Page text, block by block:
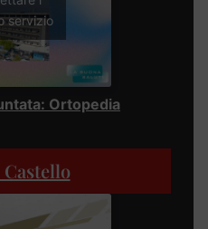
servizio
Ortopedia